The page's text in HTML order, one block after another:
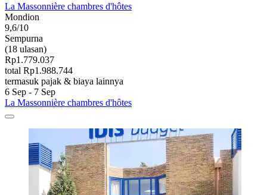
La Massonnière chambres d'hôtes
Mondion
9,6/10
Sempurna
(18 ulasan)
Rp1.779.037
total Rp1.988.744
termasuk pajak & biaya lainnya
6 Sep - 7 Sep
La Massonnière chambres d'hôtes